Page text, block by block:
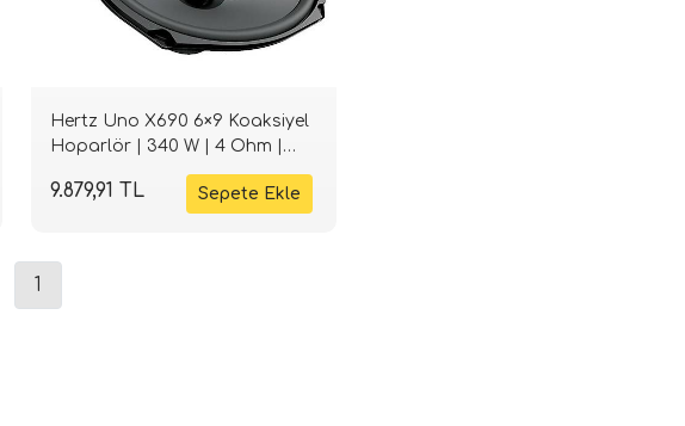
Hertz Uno X690 6×9 Koaksiyel
Hoparlör | 340 W | 4 Ohm |
9.879,91 TL
1